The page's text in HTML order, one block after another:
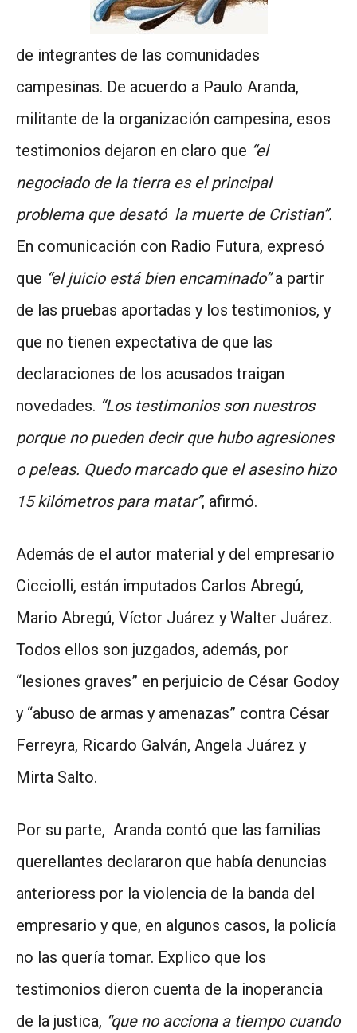
de integrantes de las comunidades
campesinas. De acuerdo a Paulo Aranda,
militante de la organización campesina, esos
testimonios dejaron en claro que “el
negociado de la tierra es el principal
problema que desató la muerte de Cristian”.
En comunicación con Radio Futura, expresó
que “el juicio está bien encaminado”a partir
de las pruebas aportadas y los testimonios, y
que no tienen expectativa de que las
declaraciones de los acusados traigan
novedades. “Los testimonios son nuestros
porque no pueden decir que hubo agresiones
o peleas. Quedo marcado que el asesino hizo
15 kilómetros para matar”, afirmó.
Además de el autor material y del empresario
Cicciolli, están imputados Carlos Abregú,
Mario Abregú, Víctor Juárez y Walter Juárez.
Todos ellos son juzgados, además, por
“lesiones graves” en perjuicio de César Godoy
y “abuso de armas y amenazas” contra César
Ferreyra, Ricardo Galván, Angela Juárez y
Mirta Salto.
Por su parte, Aranda contó que las familias
querellantes declararon que había denuncias
anterioress por la violencia de la banda del
empresario y que, en algunos casos, la policía
no las quería tomar. Explico que los
testimonios dieron cuenta de la inoperancia
de la justica, “que no acciona a tiempo cuando